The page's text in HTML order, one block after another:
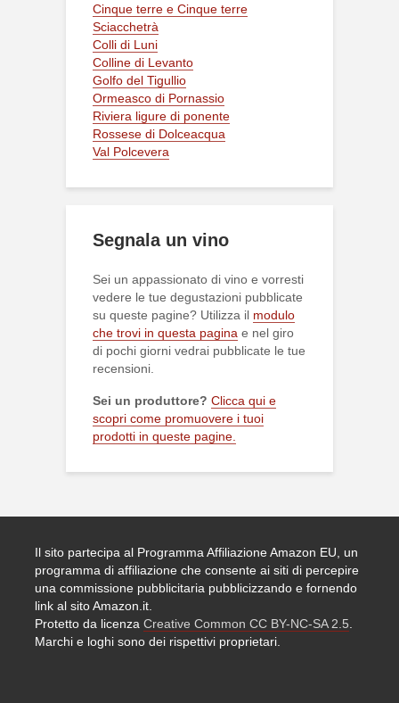
Cinque terre e Cinque terre
Sciacchetrà
Colli di Luni
Colline di Levanto
Golfo del Tigullio
Ormeasco di Pornassio
Riviera ligure di ponente
Rossese di Dolceacqua
Val Polcevera
Segnala un vino
Sei un appassionato di vino e vorresti
vedere le tue degustazioni pubblicate
su queste pagine? Utilizza il modulo
che trovi in questa pagina e nel giro
di pochi giorni vedrai pubblicate le tue
recensioni.
Sei un produttore? Clicca qui e
scopri come promuovere i tuoi
prodotti in queste pagine.
Il sito partecipa al Programma Affiliazione Amazon EU, un
programma di affiliazione che consente ai siti di percepire
una commissione pubblicitaria pubblicizzando e fornendo
link al sito Amazon.it.
Protetto da licenza Creative Common CC BY-NC-SA 2.5
Marchi e loghi sono dei rispettivi proprietari.